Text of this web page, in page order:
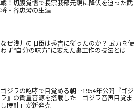
戦！切腹覚悟で長宗我部元親に降伏を迫った武
将・谷忠澄の生涯
なぜ浅井の旧臣は秀吉に従ったのか？ 武力を使
わず“自分の味方”に変えた裏工作の技法とは
ゴジラの咆哮で目覚める朝…1954年公開『ゴジ
ラ』の貴重音源を搭載した「ゴジラ音声目覚ま
し時計」が新発売